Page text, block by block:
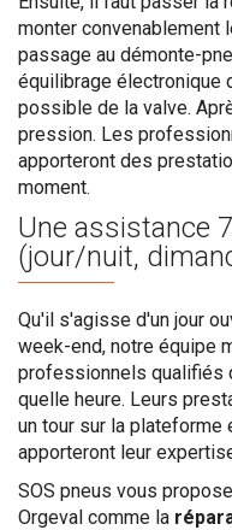
monter convenablement
passage au démonte-
équilibrage électronique
possible de la valve.
pression. Les
apporteront des
moment.
Une assistance
(jour/nuit,
Qu'il s'agisse d'un jour
week-end, notre équipe
professionnels qualifiés
quelle heure. Leurs
un tour sur la
apporteront leur
SOS pneus vous
Orgeval comme la